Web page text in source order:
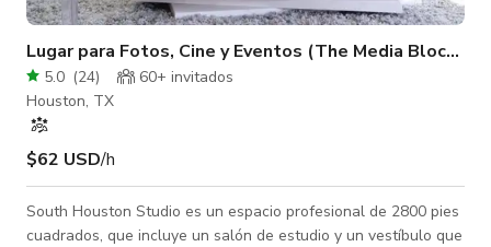
Lugar para Fotos, Cine y Eventos (The Media Block -
5.0 (24)
60+ invitados
Houston, TX
$62 USD/h
South Houston Studio es un espacio profesional de 2800 pies
cuadrados, que incluye un salón de estudio y un vestíbulo que